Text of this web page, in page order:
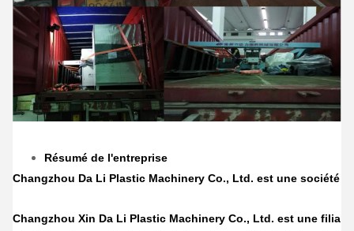
Résumé de l'entreprise
Changzhou Da Li Plastic Machinery Co., Ltd. est une société
Changzhou Xin Da Li Plastic Machinery Co., Ltd. est une